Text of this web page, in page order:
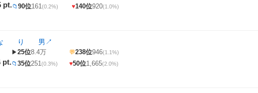
pt.📁 90位161(0.2%) ♥140位920(1.0%)
り 男 ↗
pt.
▶25位8.4万 💬238位946(1.1%)
📁 35位251(0.3%) ♥50位1,665(2.0%)